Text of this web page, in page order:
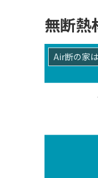
無断熱
Air断の家